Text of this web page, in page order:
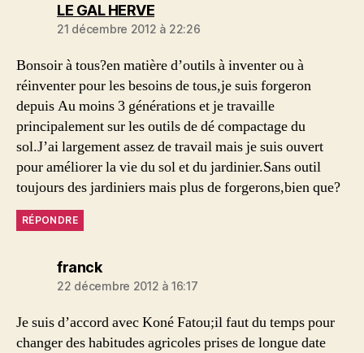
LE GAL HERVEdit :
21 décembre 2012 à 22:26
Bonsoir à tous?en matière d’outils à inventer ou à
réinventer pour les besoins de tous,je suis forgeron
depuis Au moins 3 générations et je travaille
principalement sur les outils de dé compactage du
sol.J’ai largement assez de travail mais je suis ouvert
pour améliorer la vie du sol et du jardinier.Sans outil
toujours des jardiniers mais plus de forgerons,bien que?
RÉPONDRE
franckdit :
22 décembre 2012 à 16:17
Je suis d’accord avec Koné Fatou;il faut du temps pour
changer des habitudes agricoles prises de longue date